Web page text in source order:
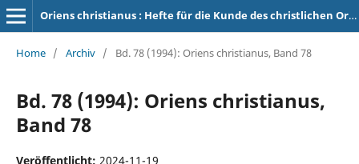
Oriens christianus : Hefte für die Kunde des christlichen Orients
Home / Archiv / Bd. 78 (1994): Oriens christianus, Band 78
Bd. 78 (1994): Oriens christianus,
Band 78
Veröffentlicht: 2024-11-19